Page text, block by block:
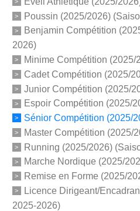
Poussin (2025/2026)
Benjamin Compétition
2026)
Minime Compétition
Cadet Compétition (2025/
Junior Compétition (2025/
Espoir Compétition (2025/
Sénior Compétition (2025/
Master Compétition (2025/
Running (2025/2026)
Marche Nordique (2025/
Remise en Forme (2025/
Licence Dirigeant/
2025-2026)